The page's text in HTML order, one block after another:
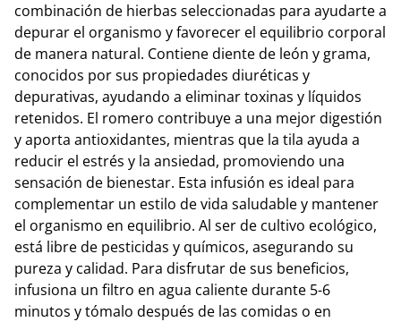
combinación de hierbas seleccionadas para ayudarte a
depurar el organismo y favorecer el equilibrio corporal
de manera natural. Contiene diente de león y grama,
conocidos por sus propiedades diuréticas y
depurativas, ayudando a eliminar toxinas y líquidos
retenidos. El romero contribuye a una mejor digestión
y aporta antioxidantes, mientras que la tila ayuda a
reducir el estrés y la ansiedad, promoviendo una
sensación de bienestar. Esta infusión es ideal para
complementar un estilo de vida saludable y mantener
el organismo en equilibrio. Al ser de cultivo ecológico,
está libre de pesticidas y químicos, asegurando su
pureza y calidad. Para disfrutar de sus beneficios,
infusiona un filtro en agua caliente durante 5-6
minutos y tómalo después de las comidas o en